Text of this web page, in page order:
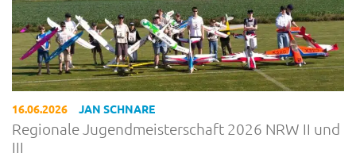
16.06.2026 JAN SCHNARE
Regionale Jugendmeisterschaft 2026 NRW II und
III